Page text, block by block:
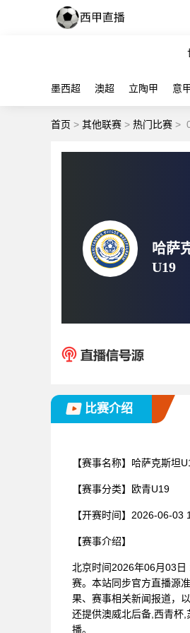
墨西超 澳超 立陶甲 意
首页 > 其他联赛 > 热门比赛 >
哈萨
U19
比赛介绍
【赛事名称】 哈萨克斯坦
【赛事分类】 欧青U19
【开赛时间】 2026-06-03
【赛事介绍】
北京时间2026年06月03
赛。本站同步官方直播源
果、赛事相关新闻报道，
还提供澳威北后备,西青杯
播。